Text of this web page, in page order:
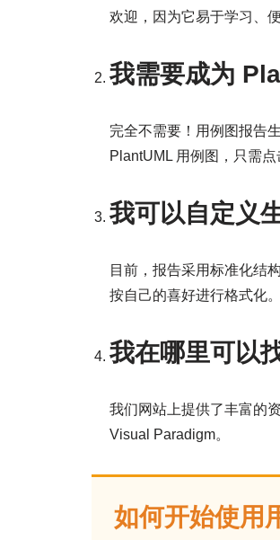
欢迎，因为它易于学习、
我需要成为
完全不需要！用例图报告
PlantUML 用例图，只需
我可以自定义
目前，报告采用标准化结
按自己的喜好进行格式化。
我在哪里可以
我们网站上提供了丰富的
Visual Paradigm。
如何开始使用